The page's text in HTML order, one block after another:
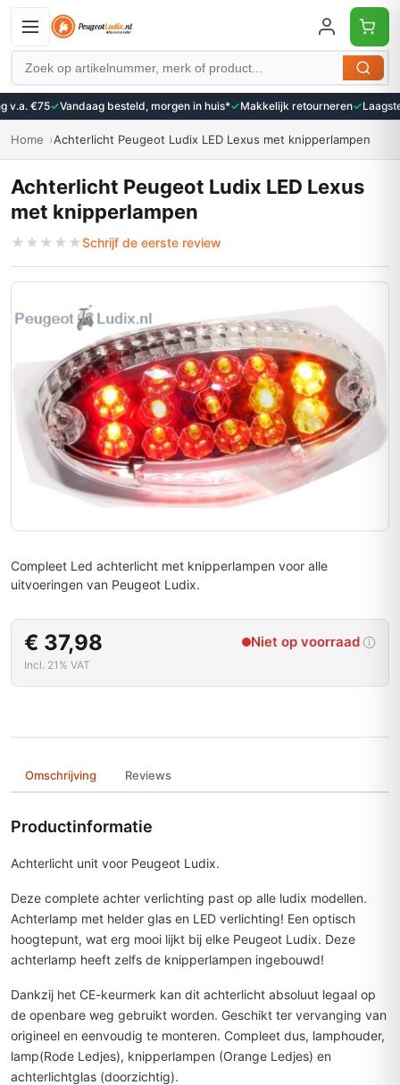
v.a. €75✓Vandaag besteld, morgen in huis*✓Makkelijk retourneren✓
Home Achterlicht Peugeot Ludix LED Lexus met knipperlampen
Achterlicht Peugeot Ludix LED Lexus
met knipperlampen
★ ★ ★ ★ ★Schrijf de eerste review
Compleet Led achterlicht met knipperlampen voor alle
uitvoeringen van Peugeot Ludix.
€ 37,98
Incl. 21% VAT
Niet op voorraad
Omschrijving Reviews
Productinformatie
Achterlicht unit voor Peugeot Ludix.
Deze complete achter verlichting past op alle ludix modellen.
Achterlamp met helder glas en LED verlichting! Een optisch
hoogtepunt, wat erg mooi lijkt bij elke Peugeot Ludix. Deze
achterlamp heeft zelfs de knipperlampen ingebouwd!
Dankzij het CE-keurmerk kan dit achterlicht absoluut legaal op
de openbare weg gebruikt worden. Geschikt ter vervanging van
origineel en eenvoudig te monteren. Compleet dus, lamphouder,
lamp(Rode Ledjes), knipperlampen (Orange Ledjes) en
achterlichtglas (doorzichtig).